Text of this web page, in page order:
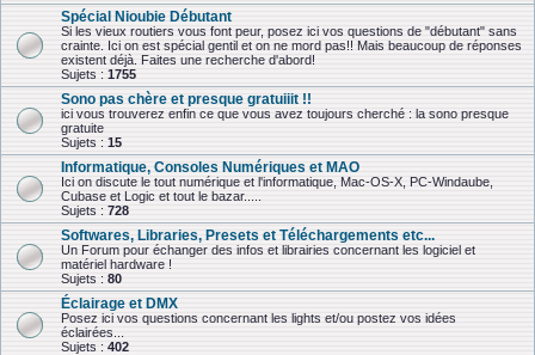
Spécial Nioubie Débutant
Si les vieux routiers vous font peur, posez ici vos questions de "débutant" sans
crainte. Ici on est spécial gentil et on ne mord pas!! Mais beaucoup de réponses
existent déjà. Faites une recherche d'abord!
Sujets : 1755
Sono pas chère et presque gratuiiit !!
ici vous trouverez enfin ce que vous avez toujours cherché : la sono presque
gratuite
Sujets : 15
Informatique, Consoles Numériques et MAO
Ici on discute le tout numérique et l'informatique, Mac-OS-X, PC-Windaube,
Cubase et Logic et tout le bazar.....
Sujets : 728
Softwares, Libraries, Presets et Téléchargements etc...
Un Forum pour échanger des infos et librairies concernant les logiciel et
matériel hardware !
Sujets : 80
Éclairage et DMX
Posez ici vos questions concernant les lights et/ou postez vos idées
éclairées...
Sujets : 402